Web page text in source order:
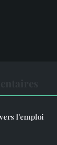
l'emploi